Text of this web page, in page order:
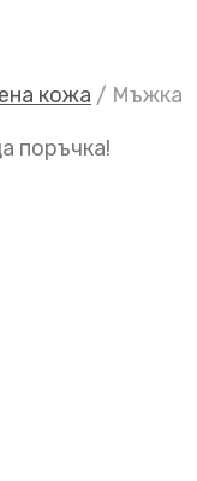
кожа / Мъжка
поръчка!